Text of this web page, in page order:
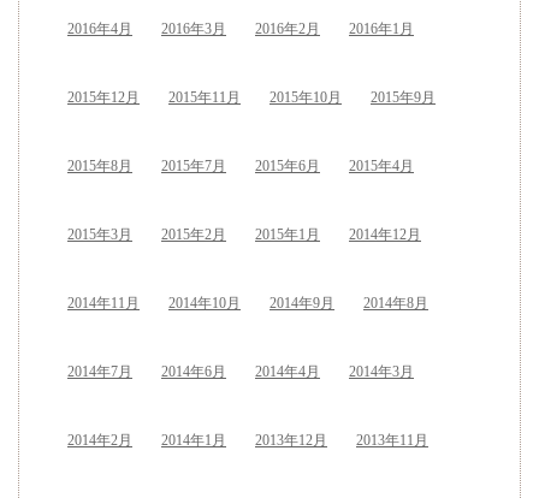
2016年4月 2016年3月 2016年2月 2016年1月
2015年12月 2015年11月 2015年10月 2015年9月
2015年8月 2015年7月 2015年6月 2015年4月
2015年3月 2015年2月 2015年1月 2014年12月
2014年11月 2014年10月 2014年9月 2014年8月
2014年7月 2014年6月 2014年4月 2014年3月
2014年2月 2014年1月 2013年12月 2013年11月